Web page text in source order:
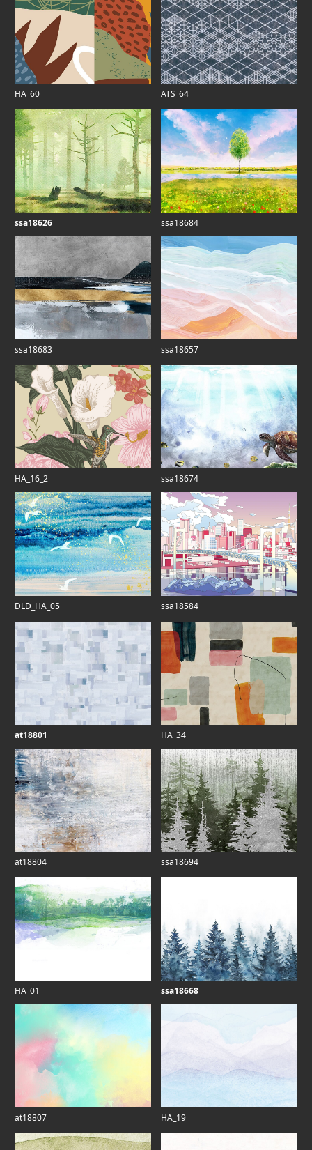
HA_60 ATS_64
ssa18626 ssa18684
ssa18683 ssa18657
HA_16_2 ssa18674
DLD_HA_05 ssa18584
at18801 HA_34
at18804 ssa18694
HA_01 ssa18668
at18807 HA_19